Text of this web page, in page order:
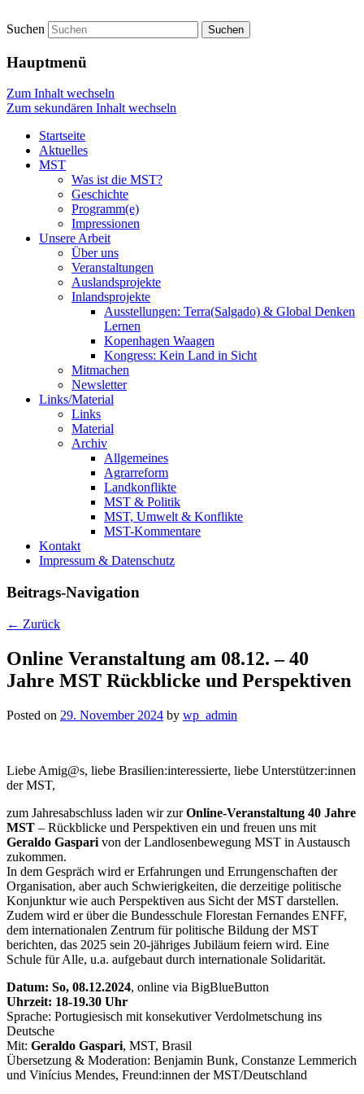
Startseite
Suchen
Hauptmenü
Zum Inhalt wechseln
Zum sekundären Inhalt wechseln
Startseite
Aktuelles
MST
Was ist die MST?
Geschichte
Programm(e)
Impressionen
Unsere Arbeit
Über uns
Veranstaltungen
Auslandsprojekte
Inlandsprojekte
Ausstellungen: Terra(Salgado) & Global Denken
Lernen
Kopenhagen Waagen
Kongress: Kein Land in Sicht
Mitmachen
Newsletter
Links/Material
Links
Material
Archiv
Allgemeines
Agrarreform
Landkonflikte
MST & Politik
MST, Umwelt & Konflikte
MST-Kommentare
Kontakt
Impressum & Datenschutz
Beitrags-Navigation
← Zurück
Online Veranstaltung am 08.12. – 40
Jahre MST Rückblicke und Perspektiven
Posted on 29. November 2024 by wp_admin
Liebe Amig@s, liebe Brasilien:interessierte, liebe Unterstützer:innen
der MST,
zum Jahresabschluss laden wir zurOnline-Veranstaltung 40 Jahre
MST – Rückblicke und Perspektiven ein und freuen uns mit
Geraldo Gaspari von der Landlosenbewegung MST in Austausch
zukommen.
In dem Gespräch wird er Erfahrungen und Errungenschaften der
Organisation, aber auch Schwierigkeiten, die derzeitige politische
Konjunktur wie auch Perspektiven aus Sicht der MST darstellen.
Zudem wird er über die Bundesschule Florestan Fernandes ENFF,
dem internationalen Zentrum für politische Bildung der MST
berichten, das 2025 sein 20-jähriges Jubiläum feiern wird. Eine
Schule für Alle, u.a. aufgebaut durch internationale Solidarität.
Datum: So, 08.12.2024, online via BigBlueButton
Uhrzeit: 18-19.30 Uhr
Sprache: Portugiesisch mit konsekutiver Verdolmetschung ins
Deutsche
Mit: Geraldo Gaspari, MST, Brasil
Übersetzung & Moderation: Benjamin Bunk, Constanze Lemmerich
und Vinícius Mendes, Freund:innen der MST/Deutschland